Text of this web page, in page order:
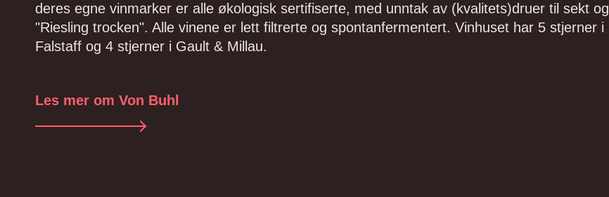
deres egne vinmarker er alle økologisk sertifiserte, med unntak av (kvalitets)druer til sekt og
"Riesling trocken". Alle vinene er lett filtrerte og spontanfermentert. Vinhuset har 5 stjerner i
Falstaff og 4 stjerner i Gault & Millau.
Les mer om Von Buhl